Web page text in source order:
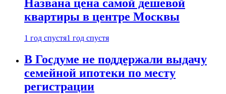
Названа цена самой дешевой
квартиры в центре Москвы
1 год спустя1 год спустя
В Госдуме не поддержали выдачу
семейной ипотеки по месту
регистрации